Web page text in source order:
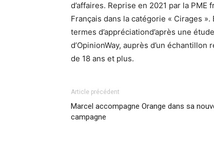
d’affaires. Reprise en 2021 par la
Français dans la catégorie « Cirages ».
termes d’appréciationd’après une
d’OpinionWay, auprès d’un
de 18 ans et plus.
Article précédent
Marcel accompagne Orange dans sa
campagne